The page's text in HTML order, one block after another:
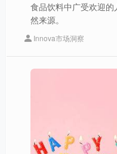
食品饮料中广受欢迎
然来源。
Innova市场洞察